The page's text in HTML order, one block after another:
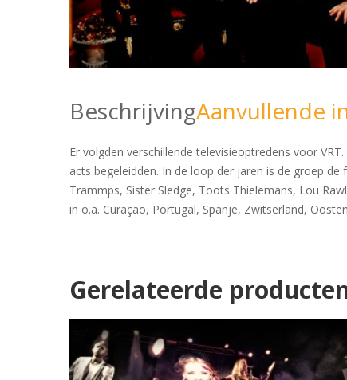
BeschrijvingAanvullende
Er volgden verschillende televisieoptredens voor
acts begeleidden. In de loop der jaren is de groep
Trammps, Sister Sledge, Toots Thielemans, Lou
in o.a. Curaçao, Portugal, Spanje, Zwitserland,
Gerelateerde